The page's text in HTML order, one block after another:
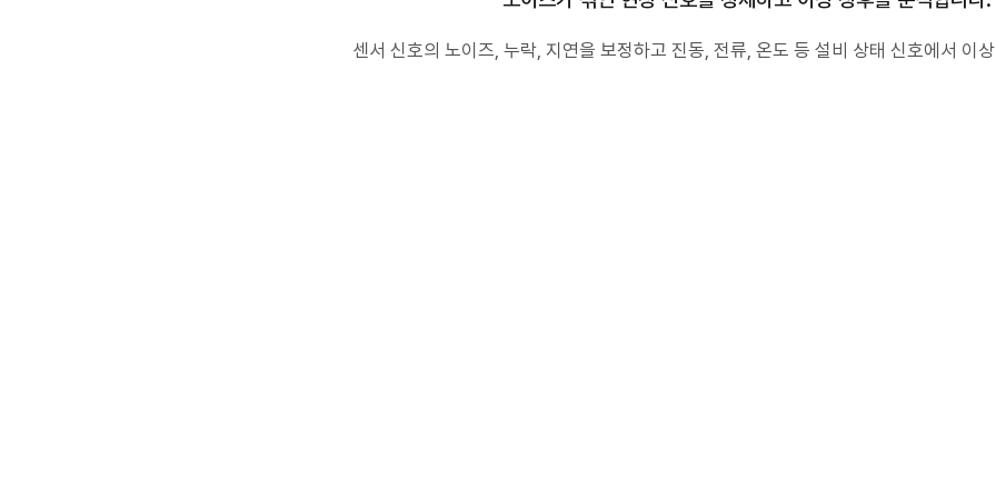
센서 신호의 노이즈, 누락, 지연을 보정하고 진동, 전류, 온도 등 설비 상태 신호에서 이